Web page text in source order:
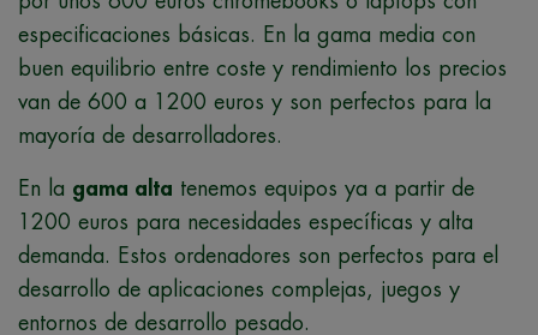
especificaciones básicas. En la gama media con
buen equilibrio entre coste y rendimiento los precios
van de 600 a 1200 euros y son perfectos para la
mayoría de desarrolladores.
En la gama alta tenemos equipos ya a partir de
1200 euros para necesidades específicas y alta
demanda. Estos ordenadores son perfectos para el
desarrollo de aplicaciones complejas, juegos y
entornos de desarrollo pesado.